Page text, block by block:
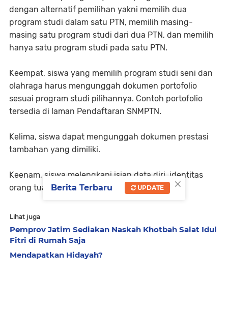
dengan alternatif pemilihan yakni memilih dua
program studi dalam satu PTN, memilih masing-
masing satu program studi dari dua PTN, dan memilih
hanya satu program studi pada satu PTN.
Keempat, siswa yang memilih program studi seni dan
olahraga harus mengunggah dokumen portofolio
sesuai program studi pilihannya. Contoh portofolio
tersedia di laman Pendaftaran SNMPTN.
Kelima, siswa dapat mengunggah dokumen prestasi
tambahan yang dimiliki.
Keenam, siswa melengkapi isian data diri, identitas
orang tua, dan data ekonomi keluarga.
Lihat juga
Pemprov Jatim Sediakan Naskah Khotbah Salat Idul
Fitri di Rumah Saja
Mendapatkan Hidayah?
×
Berita Terbaru UPDATE